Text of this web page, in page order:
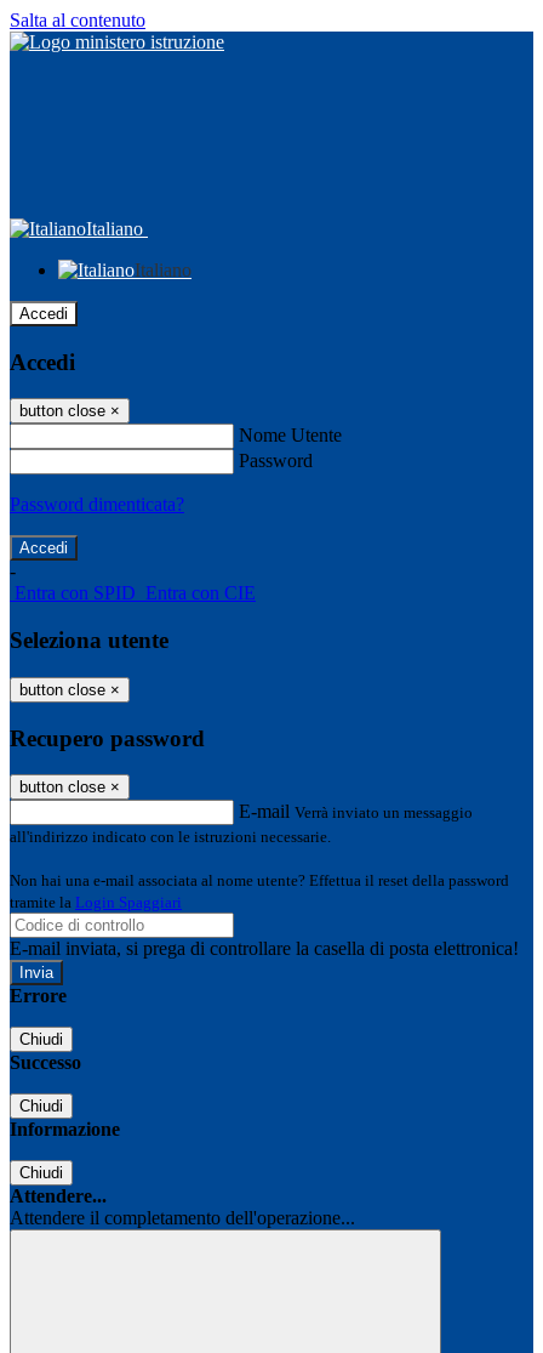
Salta al contenuto
Italiano
Italiano
Accedi
Accedi
button close ×
Nome Utente
Password
Password dimenticata?
-
Entra con SPID Entra con CIE
Seleziona utente
button close ×
Recupero password
button close ×
E-mail Verrà inviato un messaggio
all'indirizzo indicato con le istruzioni necessarie.
Non hai una e-mail associata al nome utente? Effettua il reset della password
tramite la Login Spaggiari
E-mail inviata, si prega di controllare la casella di posta elettronica!
Errore
Chiudi
Successo
Chiudi
Informazione
Chiudi
Attendere...
Attendere il completamento dell'operazione...